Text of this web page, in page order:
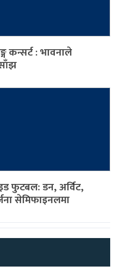
कन्सर्ट : भावनाले
फुटबल: डन, अर्विट,
सेमिफाइनलमा